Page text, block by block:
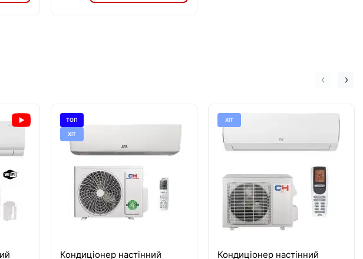
ТОП
ХІТ
Кондиціонер настінний
ХІТ
Кондиціонер настінний